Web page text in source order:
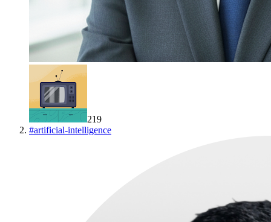
219
#artificial-intelligence